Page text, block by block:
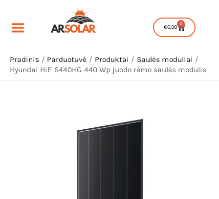
turinio
€0.00
0
Cart
Pradinis Parduotuvė Produktai
Saulės moduliai
Hyundai HiE-S440HG-440 Wp juodo rėmo saulės modulis